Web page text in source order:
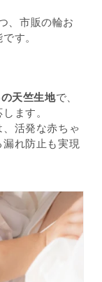
、市販の輪お
す。
天竺生地で、
ます。
、活発な赤ちゃ
れ防止も実現